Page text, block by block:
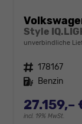
Style
unverbindliche
Fahrzeugnr. 178167
Kraftstoff Benzin
27.159,–
incl. 19% MwSt.